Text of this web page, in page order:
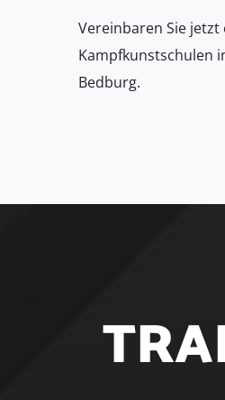
Vereinbaren Sie
Kampfkunstschulen
Bedburg.
TRA